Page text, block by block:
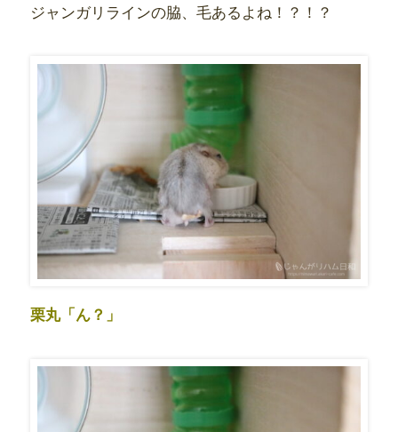
ジャンガリラインの脇、毛あるよね！？！？
栗丸「ん？」